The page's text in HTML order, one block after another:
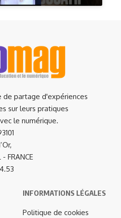
de partage d'expériences
sur leurs pratiques
le numérique.
FRANCE
INFORMATIONS LÉGALES
Politique de cookies